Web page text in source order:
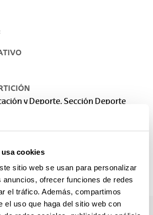
cookies
sitio web se usan para personalizar
anuncios, ofrecer funciones de redes
el tráfico. Además, compartimos
el uso que haga del sitio web con
y Deporte. Sección Deporte